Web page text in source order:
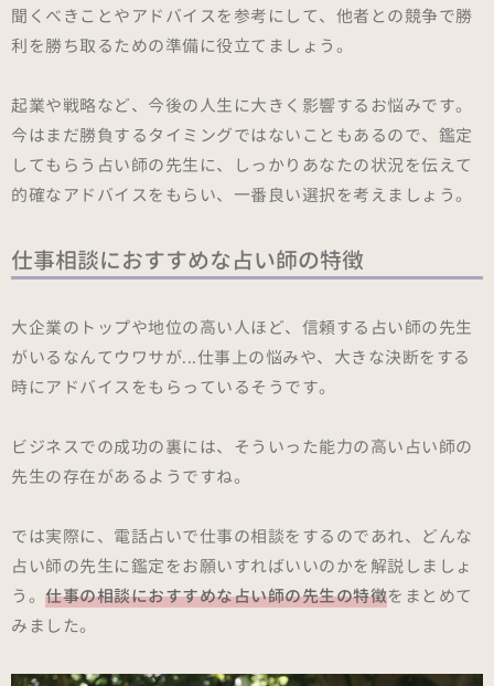
聞くべきことやアドバイスを参考にして、他者との競争で勝
利を勝ち取るための準備に役立てましょう。
起業や戦略など、今後の人生に大きく影響するお悩みです。
今はまだ勝負するタイミングではないこともあるので、鑑定
してもらう占い師の先生に、しっかりあなたの状況を伝えて
的確なアドバイスをもらい、一番良い選択を考えましょう。
仕事相談におすすめな占い師の特徴
大企業のトップや地位の高い人ほど、信頼する占い師の先生
がいるなんてウワサが...仕事上の悩みや、大きな決断をする
時にアドバイスをもらっているそうです。
ビジネスでの成功の裏には、そういった能力の高い占い師の
先生の存在があるようですね。
では実際に、電話占いで仕事の相談をするのであれ、どんな
占い師の先生に鑑定をお願いすればいいのかを解説しましょ
う。 仕事の相談におすすめな占い師の先生の特徴をまとめて
みました。